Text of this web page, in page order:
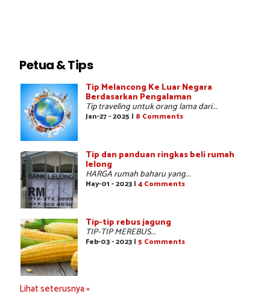
Petua & Tips
Tip Melancong Ke Luar Negara
Berdasarkan Pengalaman
Tip traveling untuk orang lama dari...
Jan-27 - 2025 | 8 Comments
Tip dan panduan ringkas beli rumah
lelong
HARGA rumah baharu yang...
May-01 - 2023 | 4 Comments
Tip-tip rebus jagung
TIP-TIP MEREBUS...
Feb-03 - 2023 | 5 Comments
Lihat seterusnya »